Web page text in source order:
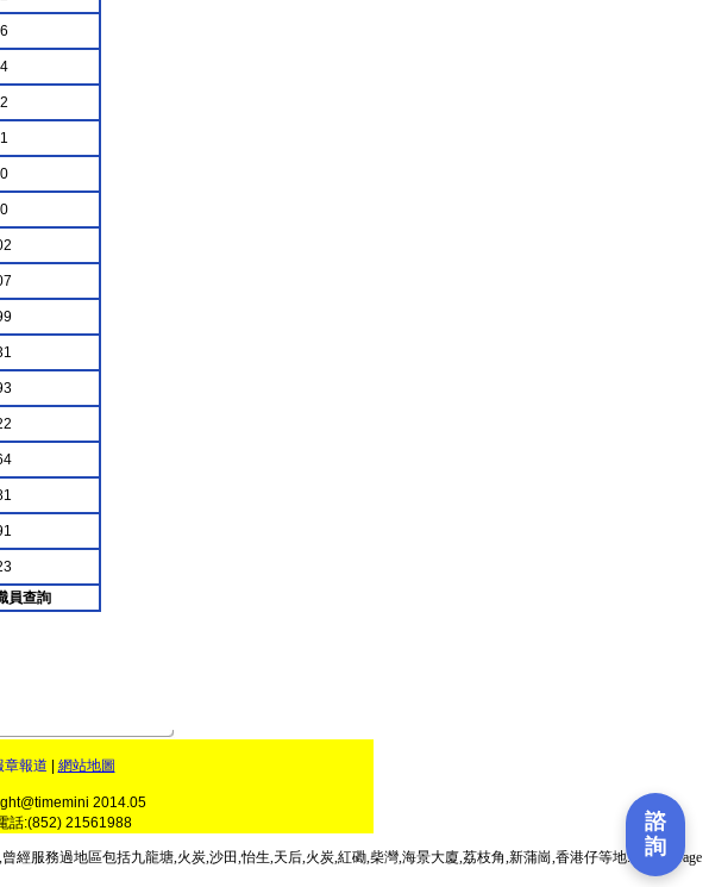
員查詢
章報道 網站地圖
2014.05
話:(852) 21561988
曾經服務過地區包括九龍塘,火炭,沙田,怡生,天后,火炭,紅磡,柴灣,海景大廈,荔枝角,新蒲崗,香港仔等地. Ministorage
諮
詢